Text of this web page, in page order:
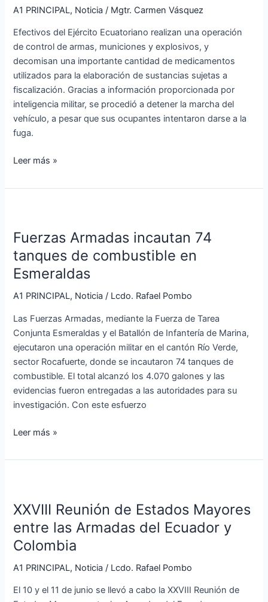
A1 PRINCIPAL, Noticia / Mgtr. Carmen Vásquez
Efectivos del Ejército Ecuatoriano realizan una operación
de control de armas, municiones y explosivos, y
decomisan una importante cantidad de medicamentos
utilizados para la elaboración de sustancias sujetas a
fiscalización. Gracias a información proporcionada por
inteligencia militar, se procedió a detener la marcha del
vehículo, a pesar que sus ocupantes intentaron darse a la
fuga.
sustancias
a
fiscalización
Leer más »
Fuerzas Armadas incautan 74
tanques de combustible en
Esmeraldas
A1 PRINCIPAL, Noticia / Lcdo. Rafael Pombo
Las Fuerzas Armadas, mediante la Fuerza de Tarea
Conjunta Esmeraldas y el Batallón de Infantería de Marina,
ejecutaron una operación militar en el cantón Río Verde,
sector Rocafuerte, donde se incautaron 74 tanques de
combustible. El total alcanzó los 4.070 galones y las
evidencias fueron entregadas a las autoridades para su
investigación. Con este esfuerzo
incautan
74
tanques
de
combustible
Esmeraldas
Leer más »
XXVIII Reunión de Estados Mayores
entre las Armadas del Ecuador y
Colombia
A1 PRINCIPAL, Noticia / Lcdo. Rafael Pombo
El 10 y el 11 de junio se llevó a cabo la XXVIII Reunión de
de
Estados
Mayores
entre
las
del